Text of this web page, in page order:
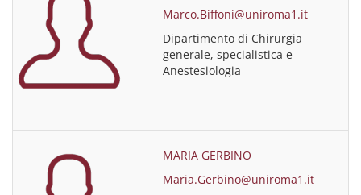
Marco.Biffoni@uniroma1.it
Dipartimento di Chirurgia
generale, specialistica e
Anestesiologia
MARIA GERBINO
Maria.Gerbino@uniroma1.it